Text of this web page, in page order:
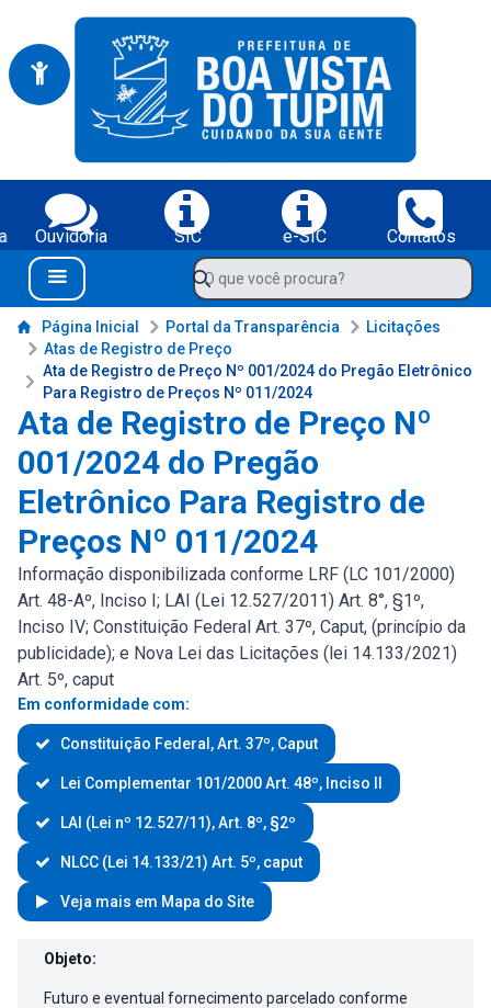
Portal da Prefeitura Municipal de Boa Vista do Tupim-BA
Serviços da Prefeitura Municipal de Boa Vista do Tupim-BA;
Ouvidoria SIC e-SIC
Contatos
Navegue pelo portal da Prefeitura de Boa Vista do Tupim-BA
Menu Bar
O que você procura?
Conteúdo da Prefeitura de Boa Vista do Tupim-BA
Página Inicial Portal da Transparência
Licitações
Atas de Registro de Preço
Ata de Registro de Preço Nº 001/2024 do Pregão Eletrônico
Para Registro de Preços Nº 011/2024
Ata de Registro de Preço Nº
001/2024 do Pregão
Eletrônico Para Registro de
Preços Nº 011/2024
Informação disponibilizada conforme LRF (LC 101/2000)
Art. 48-Aº, Inciso I; LAI (Lei 12.527/2011) Art. 8°, §1º,
Inciso IV; Constituição Federal Art. 37º, Caput, (princípio da
publicidade); e Nova Lei das Licitações (lei 14.133/2021)
Art. 5º, caput
Em conformidade com:
Constituição Federal, Art. 37º, Caput
Lei Complementar 101/2000 Art. 48º, Inciso II
LAI (Lei nº 12.527/11), Art. 8º, §2º
NLCC (Lei 14.133/21) Art. 5º, caput
Veja mais em Mapa do Site
Atas de Registro de Preços
Objeto:
Futuro e eventual fornecimento parcelado conforme